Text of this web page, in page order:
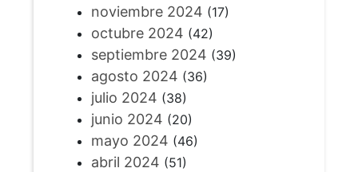
noviembre 2024 (17)
octubre 2024 (42)
septiembre 2024 (39)
agosto 2024 (36)
julio 2024 (38)
junio 2024 (20)
mayo 2024 (46)
abril 2024 (51)